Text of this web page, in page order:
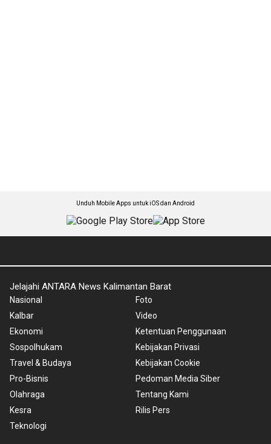
Unduh Mobile Apps untuk iOS dan Android
Jelajahi ANTARA News Kalimantan Barat
Nasional
Kalbar
Ekonomi
Sospolhukam
Travel & Budaya
Pro-Bisnis
Olahraga
Kesra
Teknologi
Foto
Video
Ketentuan Penggunaan
Kebijakan Privasi
Kebijakan Cookie
Pedoman Media Siber
Tentang Kami
Rilis Pers